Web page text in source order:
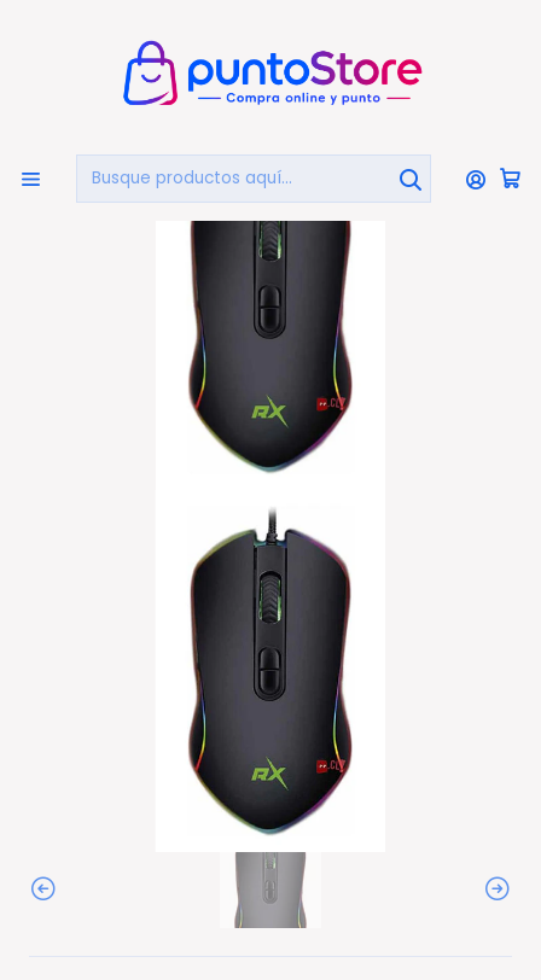
Inicio PUNTO GAMER Mouse Gamer
Mouse Gamer Pro Rgb Óptico Usb - Ps